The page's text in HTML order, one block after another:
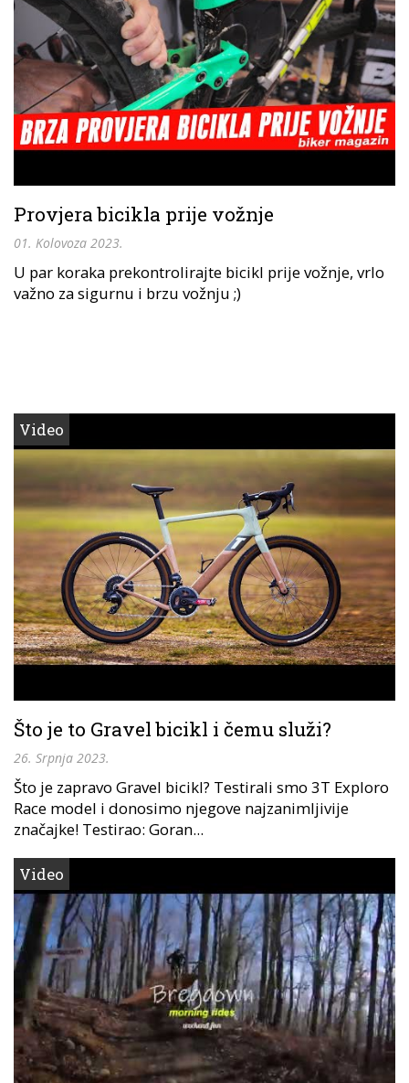
Provjera bicikla prije vožnje
01. Kolovoza 2023.
U par koraka prekontrolirajte bicikl prije vožnje, vrlo
važno za sigurnu i brzu vožnju ;)
Video
Što je to Gravel bicikl i čemu služi?
26. Srpnja 2023.
Što je zapravo Gravel bicikl? Testirali smo 3T Exploro
Race model i donosimo njegove najzanimljivije
značajke! Testirao: Goran...
Video